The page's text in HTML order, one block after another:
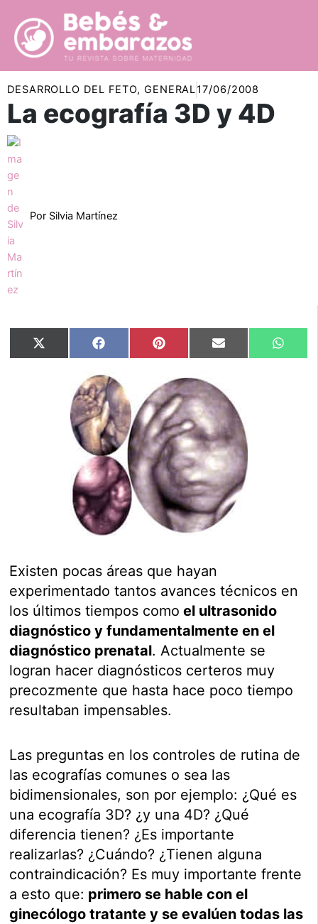
contenido
DESARROLLO DEL FETO, GENERAL17/06/2008
La ecografía 3D y 4D
Por Silvia Martínez
Compartir
en
X
(Twitter)
Compartir
en
Facebook Compartir
en
Pinterest Compartir
en
Email
en
Existen pocas áreas que hayan
experimentado tantos avances técnicos en
los últimos tiempos como el ultrasonido
diagnóstico y fundamentalmente en el
diagnóstico prenatal. Actualmente se
logran hacer diagnósticos certeros muy
precozmente que hasta hace poco tiempo
resultaban impensables.
Las preguntas en los controles de rutina de
las ecografías comunes o sea las
bidimensionales, son por ejemplo: ¿Qué es
una ecografía 3D? ¿y una 4D? ¿Qué
diferencia tienen? ¿Es importante
realizarlas? ¿Cuándo? ¿Tienen alguna
contraindicación? Es muy importante frente
a esto que: primero se hable con el
ginecólogo tratante y se evalúen todas las